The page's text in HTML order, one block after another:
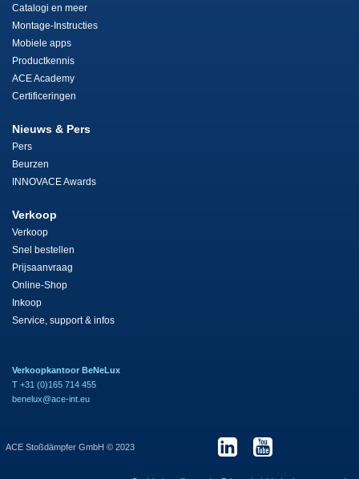
Catalogi en meer
Montage-Instructies
Mobiele apps
Productkennis
ACE Academy
Certificeringen
Nieuws & Pers
Pers
Beurzen
INNOVACE Awards
Verkoop
Verkoop
Snel bestellen
Prijsaanvraag
Online-Shop
Inkoop
Service, support & infos
Verkoopkantoor BeNeLux
T +31 (0)165 714 455
benelux@ace-int.eu
ACE Stoßdämpfer GmbH © 2023